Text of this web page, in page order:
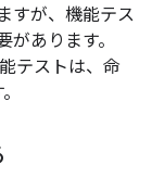
すが、機能テス
あります。
テストは、命